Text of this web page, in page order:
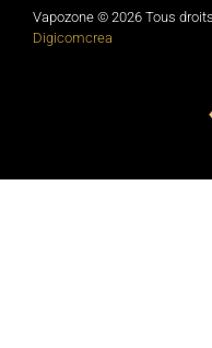
Vapozone © 2026 Tous
Digicomcrea